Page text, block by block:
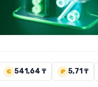
€ 541,64 ₸ ₽ 5,71 ₸